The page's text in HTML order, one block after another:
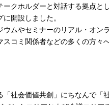
クホルダーと対話する拠点と
開設しました。
ムやセミナーのリアル・オン
コミ関係者などの多くの方々
社会価値共創」にちなんで「